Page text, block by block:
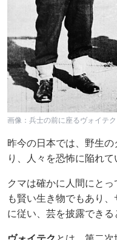
画像：兵士の前に座るヴォイテ
昨今の日本では、野生
り、人々を恐怖に陥れて
クマは確かに人間にと
も賢い生き物でもあり
に従い、芸を披露できる